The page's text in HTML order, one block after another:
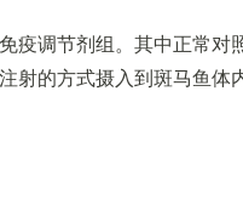
疫调节剂组。其中正常对
射的方式摄入到斑马鱼体